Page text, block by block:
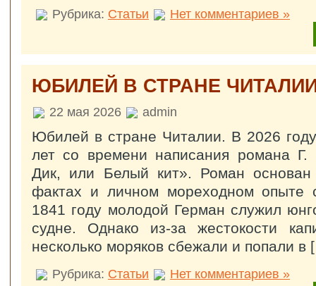
Рубрика: Статьи Нет комментариев »
ЮБИЛЕЙ В СТРАНЕ
22 мая 2026 admin
Юбилей в стране Читалии. В 2026
лет со времени написания романа
Дик, или Белый кит». Роман основан
фактах и личном мореходном опыте
1841 году молодой Герман служил
судне. Однако из-за жестокости
несколько моряков сбежали и попали в
Рубрика: Статьи Нет комментариев »